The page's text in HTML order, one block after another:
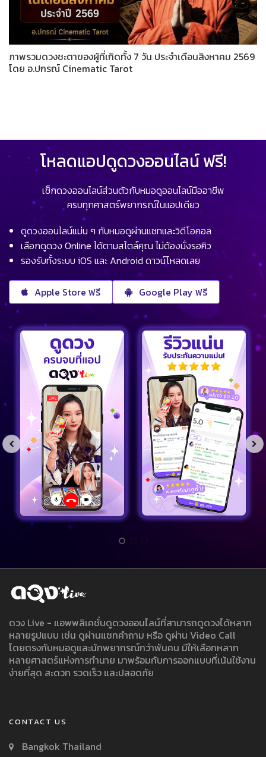
ภาพรวมดวงชะตาของผู้ที่เกิดทั้ง 7 วัน ประจำเดือนสิงหาคม 2569
โดย อ.ปกรณ์ Cinematic Tarot
โหลดแอปดูดวงออนไลน์ ฟรี!
เช็กดวงออนไลน์ส่วนตัวกับหมอดูออนไลน์มืออาชีพ
ครบทุกศาสตร์พยากรณ์ในแอปเดียว
ดูดวงออนไลน์แม่น ๆ กับหมอดูผ่านแชทและวิดีโอคอล
เลือกดูดวง Online ได้ตามสไตล์คุณ ไม่ต้องนั่งรอคิว
รองรับทั้งระบบ iOS และ Android ดาวน์โหลดเลย
Apple Store ฟรี Google Play ฟรี
ดวง Live - แอพพลิเคชั่นดูดวงออนไลน์ที่สามารถดูดวงได้หลาก
หลายรูปแบบ เช่น ดูผ่านแชทคำถาม หรือ ดูผ่าน Video Call
โดยตรงกับหมอดูและนักพยากรณ์กว่าพันคน มีให้เลือกหลาก
หลายศาสตร์แห่งการทำนาย มาพร้อมกับการออกแบบที่เน้นใช้งาน
ง่ายที่สุด สะดวก รวดเร็ว และปลอดภัย
CONTACT US
Bangkok Thailand